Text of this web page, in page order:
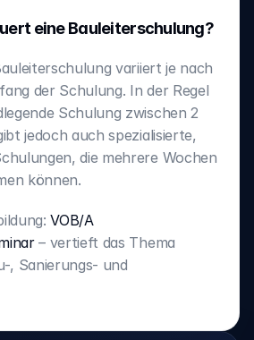
eine Bauleiterschulung?
variiert je nach
der Schulung. In der Regel
Schulung zwischen 2
jedoch auch spezialisierte,
die mehrere Wochen
können.
VOB/A
– vertieft das Thema
, Sanierungs- und